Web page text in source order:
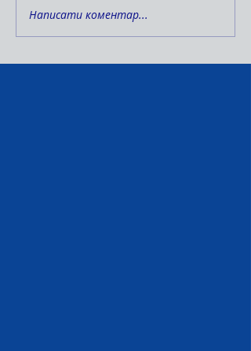
Написати коментар...